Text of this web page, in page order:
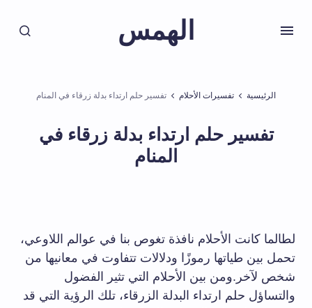
الهمس
الرئيسية تفسيرات الأحلام تفسير حلم ارتداء بدلة زرقاء في المنام
تفسير حلم ارتداء بدلة زرقاء في
المنام
لطالما كانت الأحلام نافذة تغوص بنا في عوالم اللاوعي،
تحمل بين طياتها رموزًا ودلالات تتفاوت في معانيها من
شخص لآخر.ومن بين الأحلام التي تثير الفضول
والتساؤل حلم ارتداء البدلة الزرقاء، تلك الرؤية التي قد